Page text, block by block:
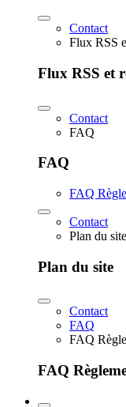
Contact
Flux RSS
Flux RSS et
Contact
FAQ
FAQ
FAQ
Contact
Plan du site
Plan du site
Contact
FAQ
FAQ
FAQ